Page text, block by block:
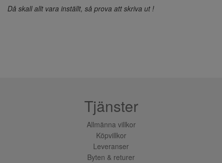
Då skall allt vara inställt, så prova att skriva ut !
Tjänster
Allmänna villkor
Köpvillkor
Leveranser
Byten & returer